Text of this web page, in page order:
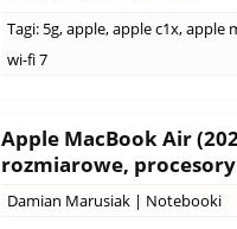
Tagi: 5g,apple,apple c1x,apple
wi-fi 7
Apple MacBook Air
rozmiarowe,
Damian Marusiak | Notebooki